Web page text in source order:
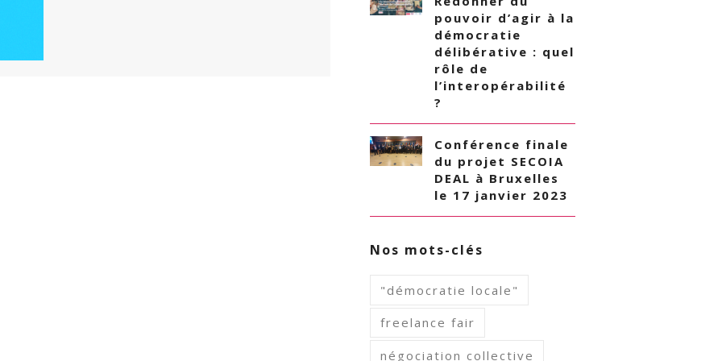
pouvoir d’agir à la
démocratie
délibérative : quel
rôle de
l’interopérabilité
?
Conférence finale
du projet SECOIA
DEAL à Bruxelles
le 17 janvier 2023
Nos mots-clés
"démocratie locale"
freelance fair
négociation collective